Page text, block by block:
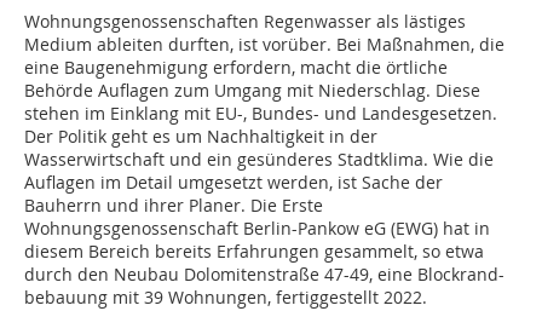
Wohnungsgenossenschaften Regenwasser als lästiges
Medium ableiten durften, ist vorüber. Bei Maßnahmen, die
eine Baugenehmigung erfordern, macht die örtliche
Behörde Auflagen zum Umgang mit Niederschlag. Diese
stehen im Einklang mit EU-, Bundes- und Landesgesetzen.
Der Politik geht es um Nachhaltigkeit in der
Wasserwirtschaft und ein gesünderes Stadtklima. Wie die
Auflagen im Detail umgesetzt werden, ist Sache der
Bauherrn und ihrer Planer. Die Erste
Wohnungsgenossenschaft Berlin-Pankow eG (EWG) hat in
diesem Bereich bereits Erfahrungen gesammelt, so etwa
durch den Neubau Dolomitenstraße 47-49, eine Blockrand-
bebauung mit 39 Wohnungen, fertiggestellt 2022.